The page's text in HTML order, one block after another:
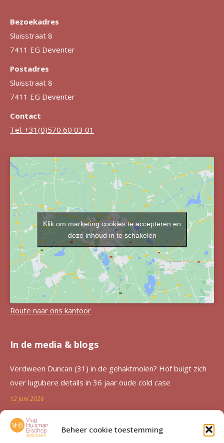
Beheer cookie toestemming
Bezoekadres
Sluisstraat 8
7411 EG Deventer
Postadres
Sluisstraat 8
7411 EG Deventer
Contact
Tel. +31(0)570 60 03 01
Klik om marketing cookies te accepteren en
deze inhoud in te schakelen
Route naar ons kantoor
In de media & blogs
Verdween Duncan (31) in de gehaktmolen? Hof buigt zich
over lugubere details in 36 jaar oude cold case
12 juni 2026
Zutphen al 36 jaar in de ban van verdwijning Duncan
Zwakke: ‘Een etterende wond voor de familie’